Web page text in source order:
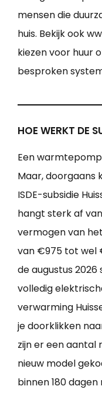
mensen die
huis. Bekijk ook
kiezen voor huur
besproken
HOE WERKT DE
Een
Maar, doorgaans
ISDE-subsidie
hangt sterk af
vermogen van
van €975 tot wel
de augustus
volledig
verwarming
je doorklikken
zijn er een aantal
nieuw model
binnen 180